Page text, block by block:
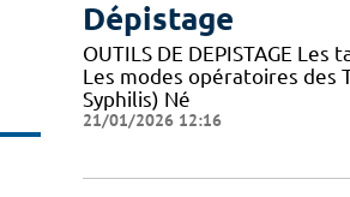
Dépistage
OUTILS DE DEPISTAGE
Les modes opératoires des
Syphilis) Né
21/01/2026 12:16